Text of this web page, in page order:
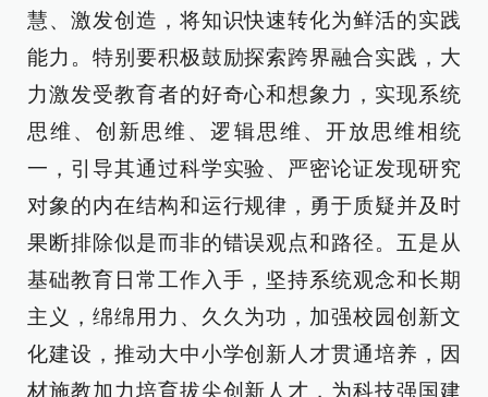
慧、激发创造，将知识快速转化为鲜活的实践
能力。特别要积极鼓励探索跨界融合实践，大
力激发受教育者的好奇心和想象力，实现系统
思维、创新思维、逻辑思维、开放思维相统
一，引导其通过科学实验、严密论证发现研究
对象的内在结构和运行规律，勇于质疑并及时
果断排除似是而非的错误观点和路径。五是从
基础教育日常工作入手，坚持系统观念和长期
主义，绵绵用力、久久为功，加强校园创新文
化建设，推动大中小学创新人才贯通培养，因
材施教加力培育拔尖创新人才，为科技强国建